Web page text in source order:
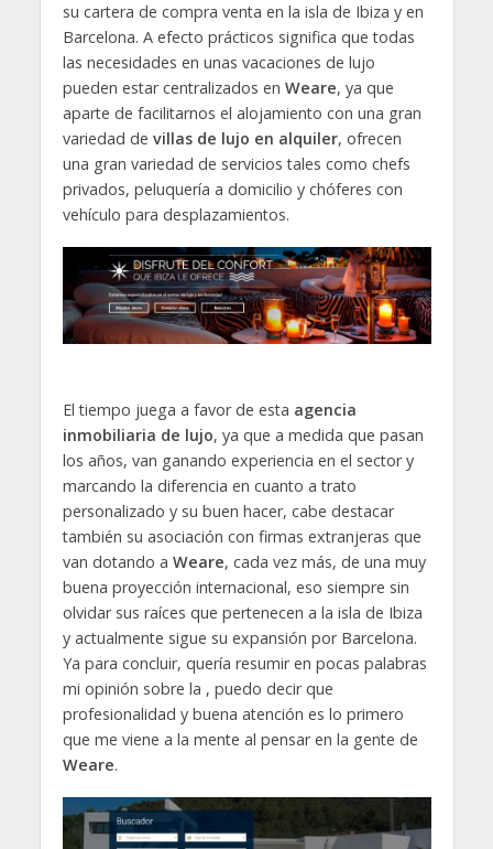
su cartera de compra venta en la isla de Ibiza y en
Barcelona. A efecto prácticos significa que todas
las necesidades en unas vacaciones de lujo
pueden estar centralizados en Weare, ya que
aparte de facilitarnos el alojamiento con una gran
variedad de villas de lujo en alquiler, ofrecen
una gran variedad de servicios tales como chefs
privados, peluquería a domicilio y chóferes con
vehículo para desplazamientos.
El tiempo juega a favor de esta agencia
inmobiliaria de lujo, ya que a medida que pasan
los años, van ganando experiencia en el sector y
marcando la diferencia en cuanto a trato
personalizado y su buen hacer, cabe destacar
también su asociación con firmas extranjeras que
van dotando a Weare, cada vez más, de una muy
buena proyección internacional, eso siempre sin
olvidar sus raíces que pertenecen a la isla de Ibiza
y actualmente sigue su expansión por Barcelona.
Ya para concluir, quería resumir en pocas palabras
mi opinión sobre la , puedo decir que
profesionalidad y buena atención es lo primero
que me viene a la mente al pensar en la gente de
Weare.